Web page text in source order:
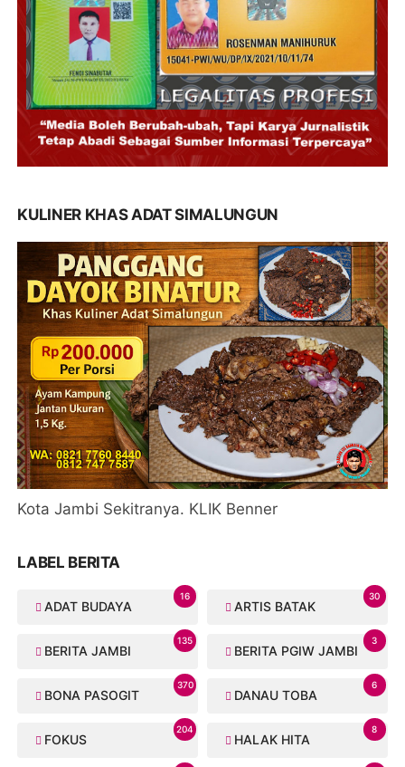
KULINER KHAS ADAT SIMALUNGUN
Kota Jambi Sekitranya. KLIK Benner
LABEL BERITA
ADAT BUDAYA
16
ARTIS BATAK
30
BERITA JAMBI
135
BERITA PGIW JAMBI
3
BONA PASOGIT
370
DANAU TOBA
6
FOKUS
204
HALAK HITA
8